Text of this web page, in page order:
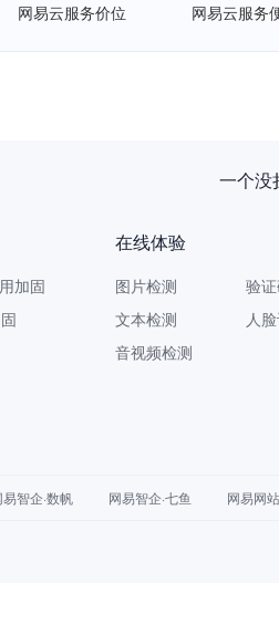
网易云服务价位 网易云服务
一个没
加固
在线体验
图片检测
文本检测
音视频检测
验
人
易智企·数帆 网易智企·七鱼 网易网